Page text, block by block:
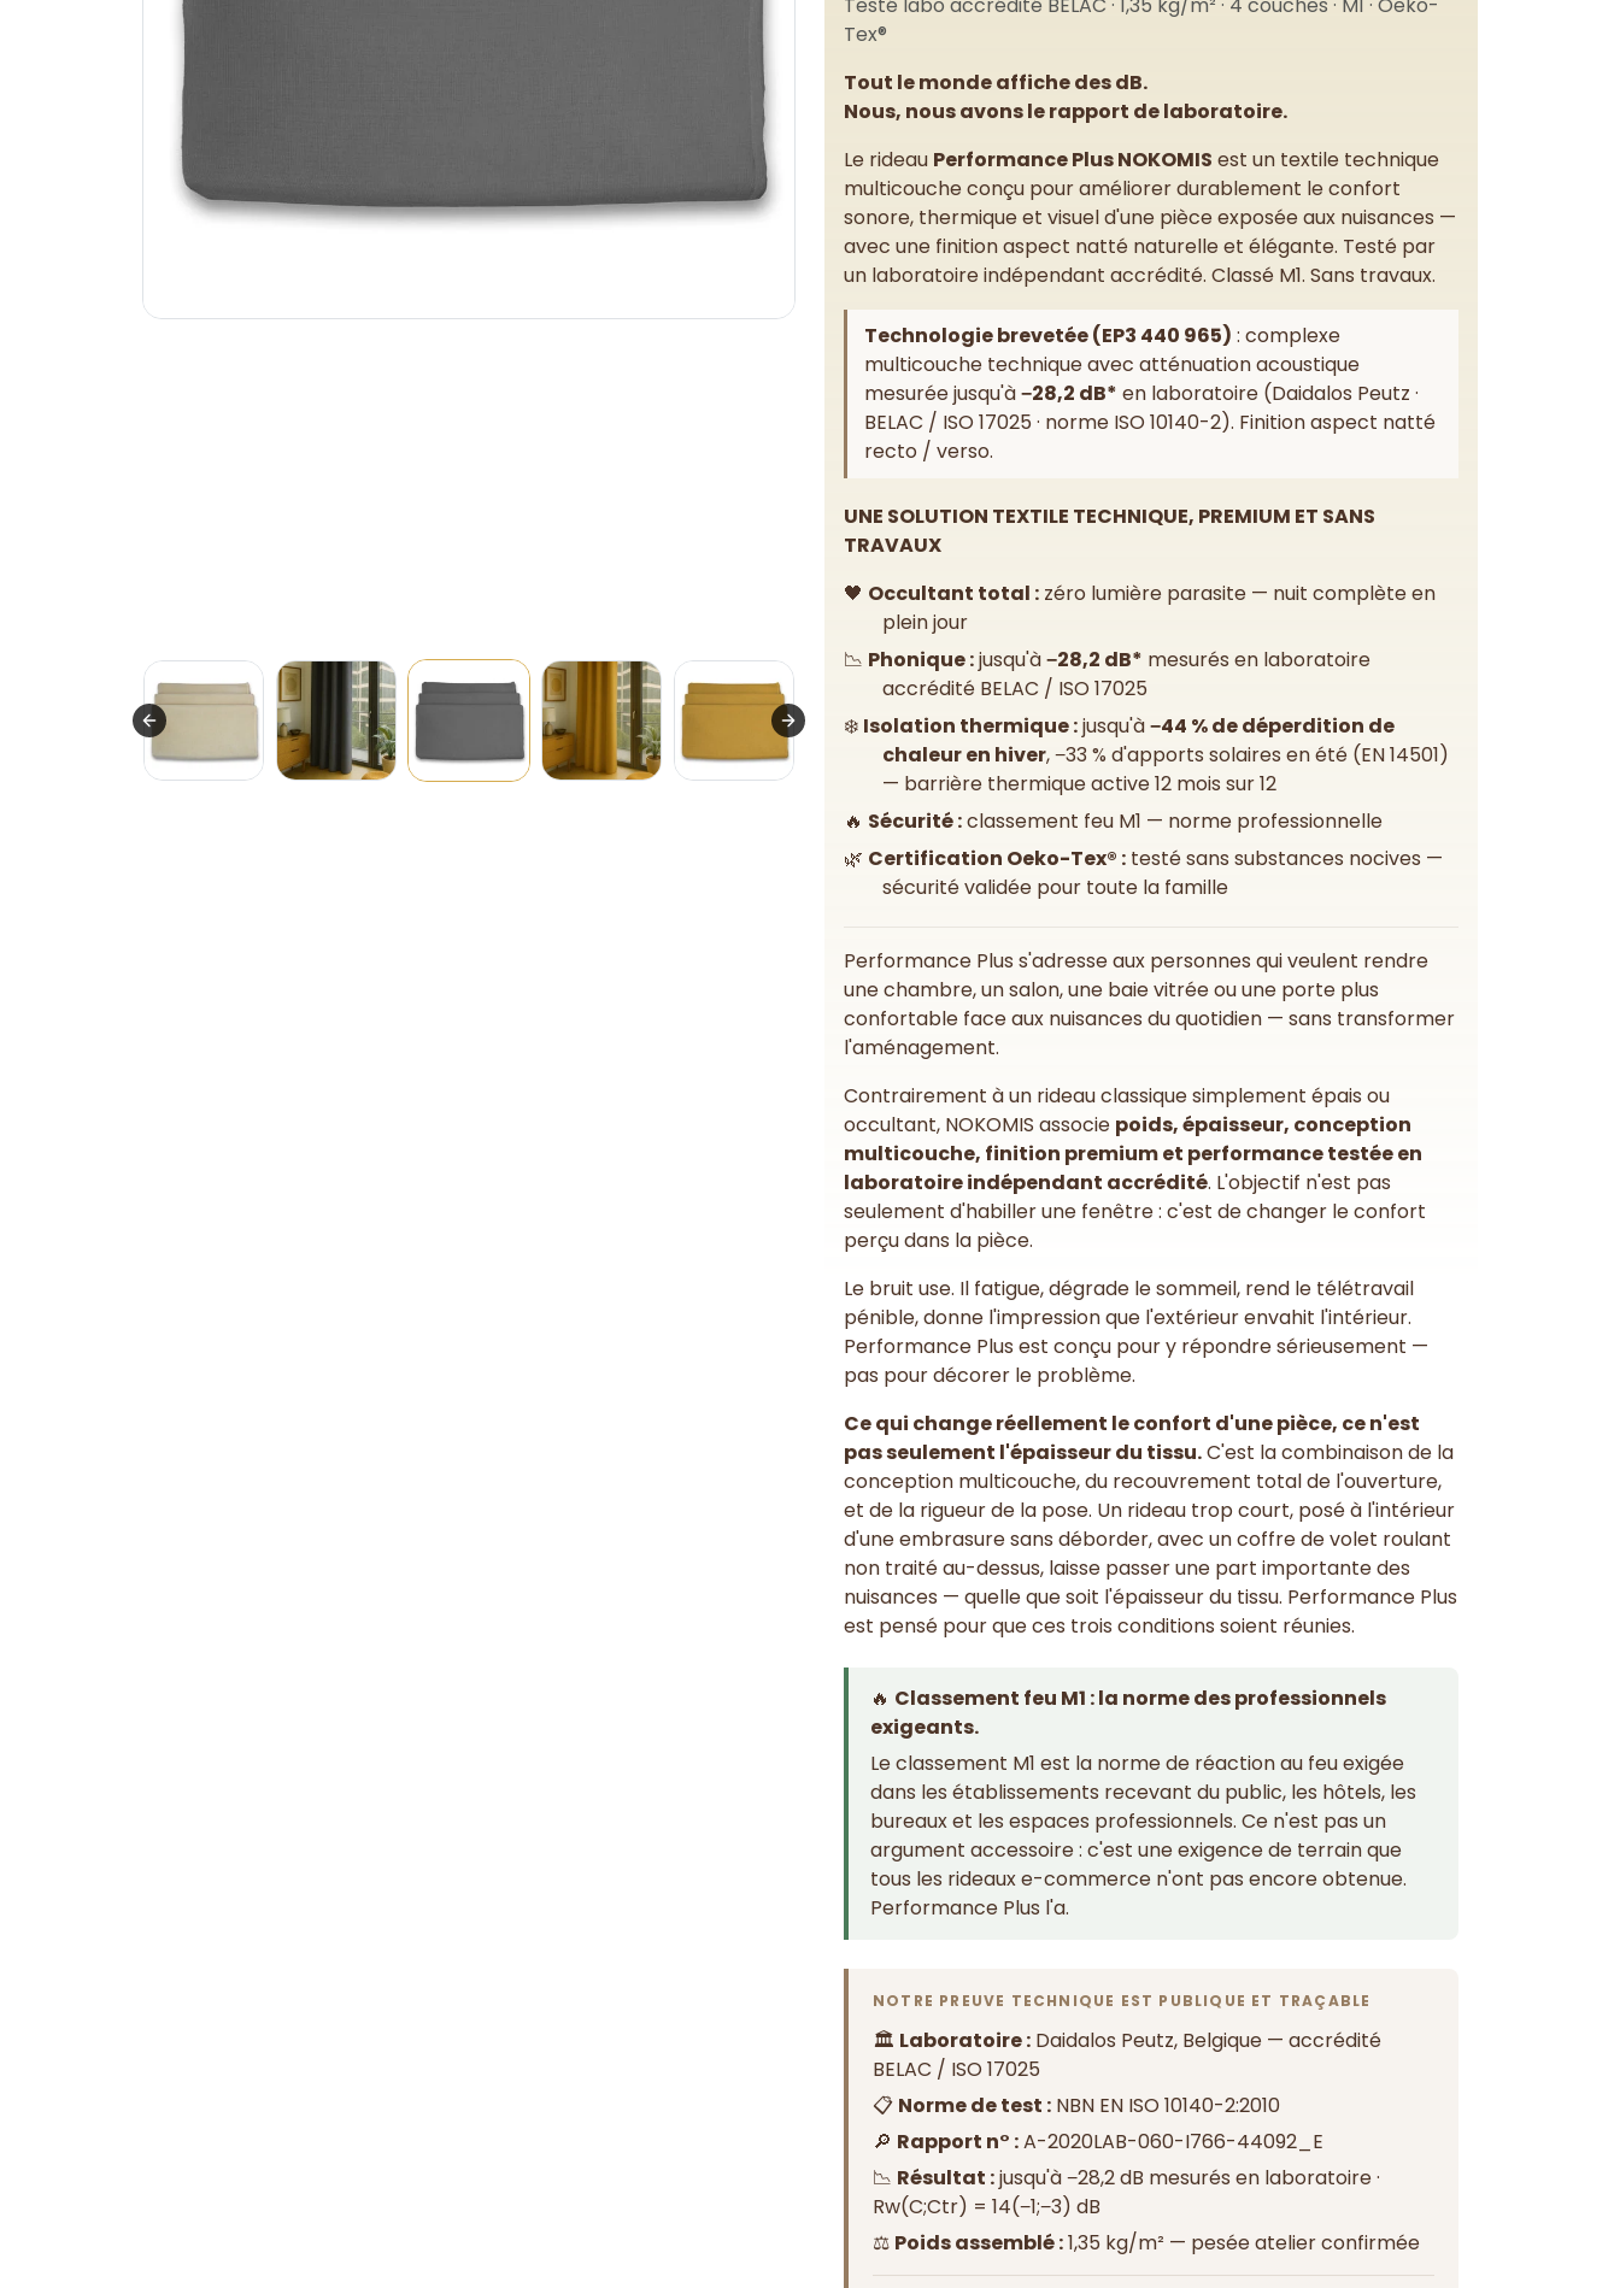
Tex®
Tout le monde affiche des dB.
Nous, nous avons le rapport de laboratoire.
Le rideau Performance Plus NOKOMIS est un textile technique
multicouche conçu pour améliorer durablement le confort
sonore, thermique et visuel d'une pièce exposée aux nuisances —
avec une finition aspect natté naturelle et élégante. Testé par
un laboratoire indépendant accrédité. Classé M1. Sans travaux.
Technologie brevetée (EP3 440 965) : complexe
multicouche technique avec atténuation acoustique
mesurée jusqu'à−28,2 dB* en laboratoire (Daidalos Peutz ·
BELAC / ISO 17025 · norme ISO 10140-2). Finition aspect natté
recto / verso.
UNE SOLUTION TEXTILE TECHNIQUE, PREMIUM ET SANS
TRAVAUX
🖤 Occultant total : zéro lumière parasite — nuit complète en
plein jour
📉 Phonique :jusqu'à−28,2 dB* mesurés en laboratoire
accrédité BELAC / ISO 17025
❄️ Isolation thermique :jusqu'à−44 % de déperdition de
chaleur en hiver, −33 % d'apports solaires en été (EN 14501)
— barrière thermique active 12 mois sur 12
🔥 Sécurité :classement feu M1 — norme professionnelle
🌿 Certification Oeko-Tex® : testé sans substances nocives —
sécurité validée pour toute la famille
Performance Plus s'adresse aux personnes qui veulent rendre
une chambre, un salon, une baie vitrée ou une porte plus
confortable face aux nuisances du quotidien — sans transformer
l'aménagement.
Contrairement à un rideau classique simplement épais ou
occultant, NOKOMIS associe poids, épaisseur, conception
multicouche, finition premium et performance testée en
laboratoire indépendant accrédité. L'objectif n'est pas
seulement d'habiller une fenêtre : c'est de changer le confort
perçu dans la pièce.
Le bruit use. Il fatigue, dégrade le sommeil, rend le télétravail
pénible, donne l'impression que l'extérieur envahit l'intérieur.
Performance Plus est conçu pour y répondre sérieusement —
pas pour décorer le problème.
Ce qui change réellement le confort d'une pièce, ce n'est
pas seulement l'épaisseur du tissu.C'est la combinaison de la
conception multicouche, du recouvrement total de l'ouverture,
et de la rigueur de la pose. Un rideau trop court, posé à l'intérieur
d'une embrasure sans déborder, avec un coffre de volet roulant
non traité au-dessus, laisse passer une part importante des
nuisances — quelle que soit l'épaisseur du tissu. Performance Plus
est pensé pour que ces trois conditions soient réunies.
🔥 Classement feu M1 : la norme des professionnels
exigeants.
Le classement M1 est la norme de réaction au feu exigée
dans les établissements recevant du public, les hôtels, les
bureaux et les espaces professionnels. Ce n'est pas un
argument accessoire : c'est une exigence de terrain que
tous les rideaux e-commerce n'ont pas encore obtenue.
Performance Plus l'a.
NOTRE PREUVE TECHNIQUE EST PUBLIQUE ET TRAÇABLE
🏛️ Laboratoire : Daidalos Peutz, Belgique — accrédité
BELAC / ISO 17025
📋 Norme de test : NBN EN ISO 10140-2:2010
🔎 Rapport n° :A-2020LAB-060-I766-44092_E
📉 Résultat :jusqu'à −28,2 dB mesurés en laboratoire ·
Rw(C;Ctr) = 14(−1;−3) dB
⚖️ Poids assemblé :1,35 kg/m² — pesée atelier confirmée